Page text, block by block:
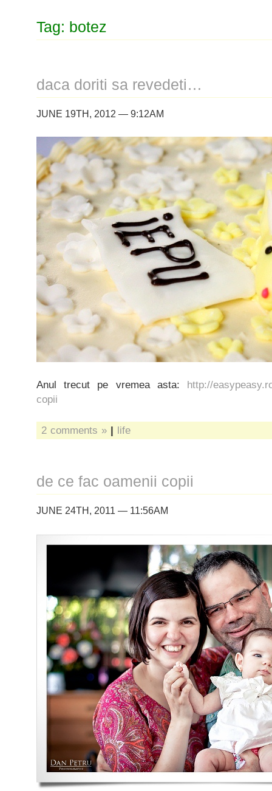
Tag: botez
daca doriti sa revedeti…
JUNE 19TH, 2012 — 9:12AM
Anul trecut pe vremea asta: http://
copii
2 comments » | life
de ce fac oamenii copii
JUNE 24TH, 2011 — 11:56AM